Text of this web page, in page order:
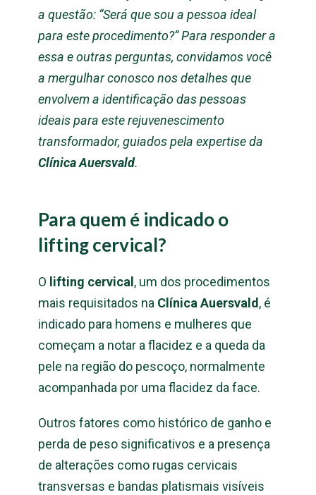
a questão: “Será que sou a pessoa ideal
para este procedimento?” Para responder a
essa e outras perguntas, convidamos você
a mergulhar conosco nos detalhes que
envolvem a identificação das pessoas
ideais para este rejuvenescimento
transformador, guiados pela expertise da
Clínica Auersvald.
Para quem é indicado o
lifting cervical?
O lifting cervical , um dos procedimentos
mais requisitados na Clínica Auersvald , é
indicado para homens e mulheres que
começam a notar a flacidez e a queda da
pele na região do pescoço, normalmente
acompanhada por uma flacidez da face.
Outros fatores como histórico de ganho e
perda de peso significativos e a presença
de alterações como rugas cervicais
transversas e bandas platismais visíveis